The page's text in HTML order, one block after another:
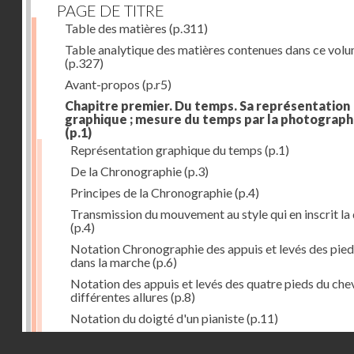
PAGE DE TITRE
Table des matières (p.311)
Table analytique des matières contenues dans ce
(p.327)
Avant-propos (p.r5)
Chapitre premier. Du temps. Sa représentation
graphique ; mesure du temps par la
(p.1)
Représentation graphique du temps (p.1)
De la Chronographie(p.3)
Principes de la Chronographie(p.4)
Transmission du mouvement au style qui en inscrit la
(p.4)
Notation Chronographie des appuis et levés des
dans la marche(p.6)
Notation des appuis et levés des quatre pieds du
différentes allures (p.8)
Notation du doigté d'un pianiste(p.11)